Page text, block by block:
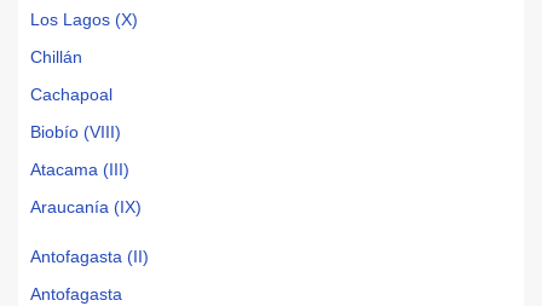
Los Lagos (X)
Chillán
Cachapoal
Biobío (VIII)
Atacama (III)
Araucanía (IX)
Antofagasta (II)
Antofagasta